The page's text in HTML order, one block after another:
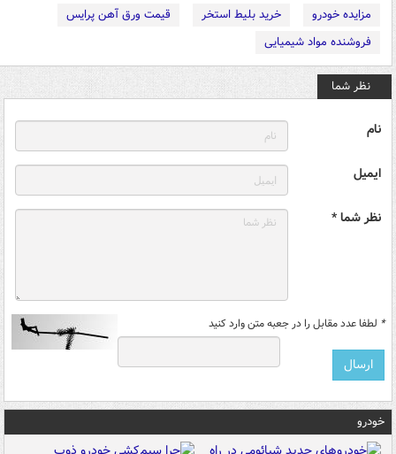
مزایده خودرو
خرید بلیط استخر
قیمت ورق آهن پرایس
فروشنده مواد شیمیایی
نظر شما
نام
ایمیل
نظر شما *
* لطفا عدد مقابل را در جعبه متن وارد کنید
خودرو